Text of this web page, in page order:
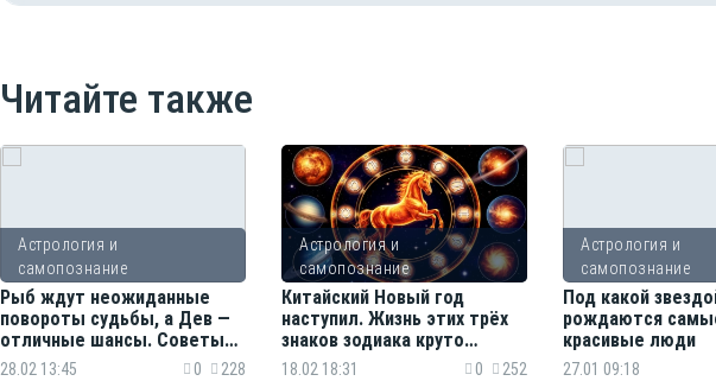
Читайте также
Астрология и
самопознание
Рыб ждут неожиданные
повороты судьбы, а Дев —
отличные шансы. Советы
Таро для всех знаков
28.02 13:45 0 228
Астрология и
самопознание
Китайский Новый год
наступил. Жизнь этих трёх
знаков зодиака круто
изменит Огненная лошадь
18.02 18:31 0 252
Астрология и
самопознание
Под какой
рождаются
красивые люди
27.01 09:18